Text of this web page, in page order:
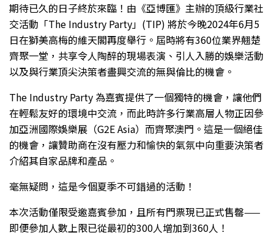
期待已久的日子終於來臨！由《亞博匯》主辦的頂級行業社
交活動「The Industry Party」(TIP) 將於今晚2024年6月5
日在獅美高梅的維天閣再度舉行。屆時將有360位業界翹楚
齊聚一堂，共享令人陶醉的現場表演、引人入勝的娛樂活動
以及與行業頂尖決策者盡興交流的無與倫比的機會。
The Industry Party 為嘉賓提供了一個獨特的機會，讓他們
在輕鬆友好的環境中交流，而此時許多行業高層人物正因參
加亞洲國際娛樂展（G2E Asia）而齊聚澳門。這是一個絕佳
的機會，讓贊助商在沒有壓力和愉快的氣氛中向重要決策者
介紹其自家品牌和產品。
毫無疑問，這是今個夏季不可錯過的活動！
本次活動僅限受邀嘉賓參加，且所有門票現已正式售罄——
即便參加人數上限已從最初的300人增加到360人！